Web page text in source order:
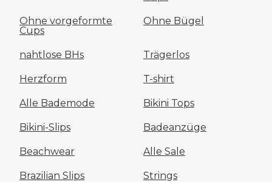
Ohne vorgeformte
Cups
Ohne Bügel
nahtlose BHs Trägerlos
Herzform T-shirt
Alle Bademode Bikini Tops
Bikini-Slips Badeanzüge
Beachwear Alle Sale
Brazilian Slips Strings